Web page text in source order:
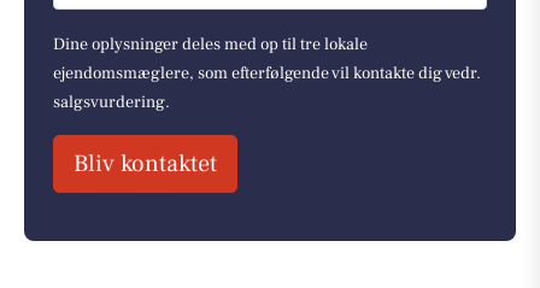
Dine oplysninger deles med op til tre lokale
ejendomsmæglere, som efterfølgende vil kontakte dig vedr.
salgsvurdering.
Bliv kontaktet